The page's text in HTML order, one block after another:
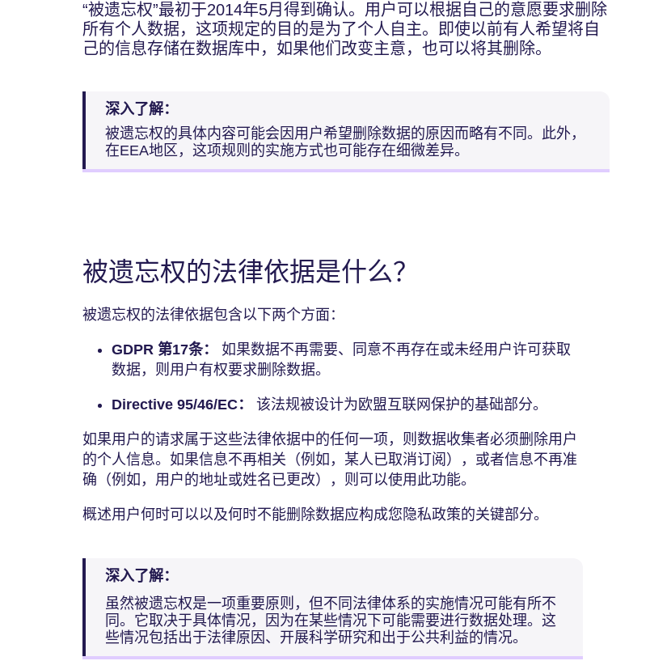
“被遗忘权”最初于2014年5月得到确认。用户可以根据自己的意愿要求删除
所有个人数据，这项规定的目的是为了个人自主。即使以前有人希望将自
己的信息存储在数据库中，如果他们改变主意，也可以将其删除。
深入了解：
被遗忘权的具体内容可能会因用户希望删除数据的原因而略有不同。此外，
在EEA地区，这项规则的实施方式也可能存在细微差异。
被遗忘权的法律依据是什么？
被遗忘权的法律依据包含以下两个方面：
GDPR 第17条： 如果数据不再需要、同意不再存在或未经用户许可获取
数据，则用户有权要求删除数据。
Directive 95/46/EC： 该法规被设计为欧盟互联网保护的基础部分。
如果用户的请求属于这些法律依据中的任何一项，则数据收集者必须删除用户
的个人信息。如果信息不再相关（例如，某人已取消订阅），或者信息不再准
确（例如，用户的地址或姓名已更改），则可以使用此功能。
概述用户何时可以以及何时不能删除数据应构成您隐私政策的关键部分。
深入了解：
虽然被遗忘权是一项重要原则，但不同法律体系的实施情况可能有所不
同。它取决于具体情况，因为在某些情况下可能需要进行数据处理。这
些情况包括出于法律原因、开展科学研究和出于公共利益的情况。